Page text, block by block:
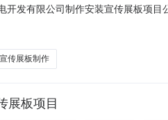
开发有限公司制作安装宣传展板项
，40424.6元（不含税）。第三成
宣传展板制作
展板项目